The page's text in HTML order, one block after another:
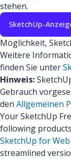
stehen.
SketchUp-
Möglichkeit,
Weitere
finden Sie unter
Hinweis:
Gebrauch
den Allgemeinen
Your SketchUp
following
SketchUp for Web
streamlined